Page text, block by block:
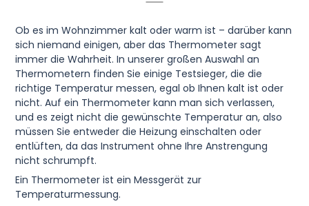
Ob es im Wohnzimmer kalt oder warm ist – darüber kann
sich niemand einigen, aber das Thermometer sagt
immer die Wahrheit. In unserer großen Auswahl an
Thermometern finden Sie einige Testsieger, die die
richtige Temperatur messen, egal ob Ihnen kalt ist oder
nicht. Auf ein Thermometer kann man sich verlassen,
und es zeigt nicht die gewünschte Temperatur an, also
müssen Sie entweder die Heizung einschalten oder
entlüften, da das Instrument ohne Ihre Anstrengung
nicht schrumpft.
Ein Thermometer ist ein Messgerät zur
Temperaturmessung.